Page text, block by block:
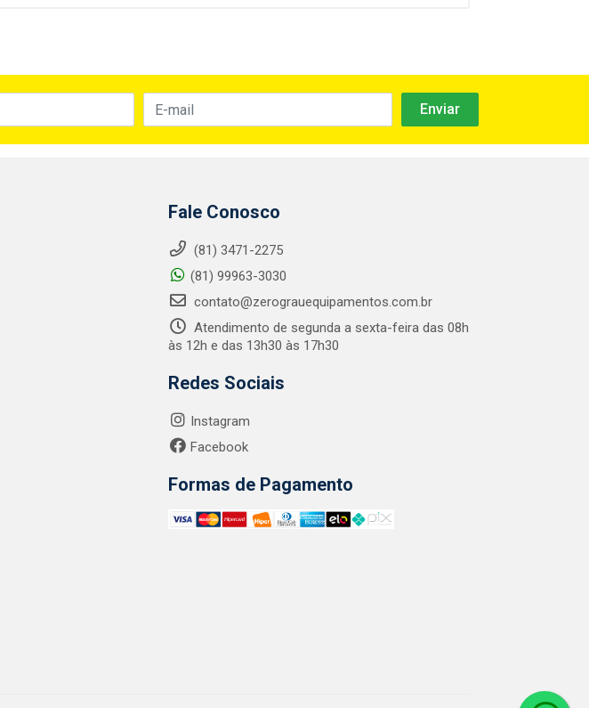
Fale Conosco
(81) 3471-2275
(81) 99963-3030
contato@zerograuequipamentos.com.br
Atendimento de segunda a sexta-feira das 08h
às 12h e das 13h30 às 17h30
Redes Sociais
Instagram
Facebook
Formas de Pagamento